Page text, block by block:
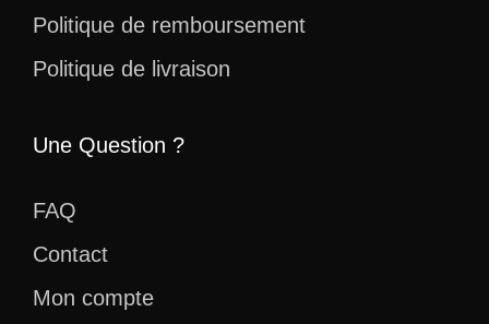
Politique de remboursement
Politique de livraison
Une Question ?
FAQ
Contact
Mon compte